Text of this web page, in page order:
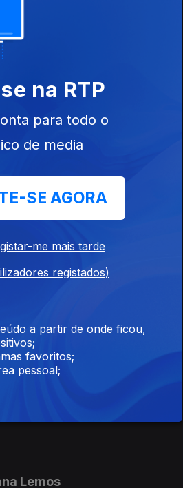
de Castro
Magalhães
Magalhães
Magalhães
Magalhães
Lemos
na RTP
para todo o
de media
SE AGORA
me mais tarde
registados)
a partir de onde ficou,
favoritos;
pessoal;